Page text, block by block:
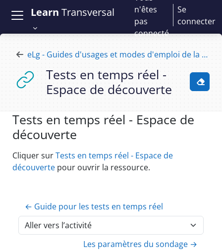
Learn Transversal
n'êtes
pas
connecté
Se
connecter
eLg - Guides d'usages et modes d'emploi de la plateforme e-learning
Tests en temps réel -
Espace de découverte
Tests en temps réel - Espace de
découverte
Conditions d’achèvement
Cliquer surTests en temps réel - Espace de
découverte pour ouvrir la ressource.
← Guide pour les tests en temps réel
Aller vers l’activité
Les paramètres du sondage →